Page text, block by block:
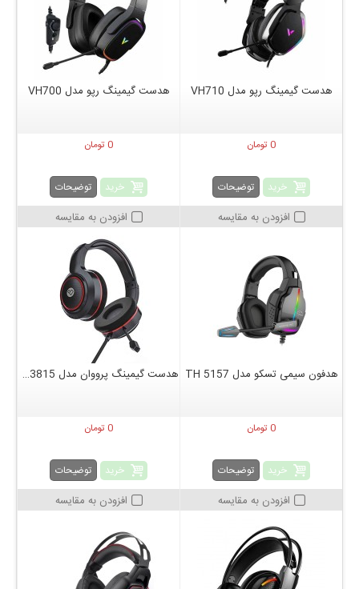
هدست گیمینگ رپو مدل VH710
0 تومان
خرید توضیحات
افزودن به مقایسه
هدست گیمینگ رپو مدل VH700
0 تومان
خرید توضیحات
افزودن به مقایسه
هدفون سیمی تسکو مدل TH 5157
0 تومان
خرید توضیحات
افزودن به مقایسه
هدست گیمینگ پرووان مدل PHG3815
0 تومان
خرید توضیحات
افزودن به مقایسه